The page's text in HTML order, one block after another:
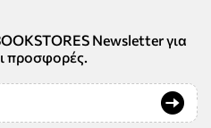
Newsletter για
προσφορές.